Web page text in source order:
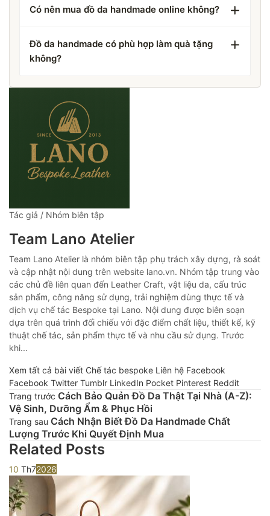
Có nên mua đồ da handmade online không?
Đồ da handmade có phù hợp làm quà tặng
không?
Tác giả / Nhóm biên tập
Team Lano Atelier
Team Lano Atelier là nhóm biên tập phụ trách xây dựng, rà soát
và cập nhật nội dung trên website lano.vn. Nhóm tập trung vào
các chủ đề liên quan đến Leather Craft, vật liệu da, cấu trúc
sản phẩm, công năng sử dụng, trải nghiệm dùng thực tế và
dịch vụ chế tác Bespoke tại Lano. Nội dung được biên soạn
dựa trên quá trình đối chiếu với đặc điểm chất liệu, thiết kế, kỹ
thuật chế tác, sản phẩm thực tế và nhu cầu sử dụng. Trước
khi...
Xem tất cả bài viết Chế tác bespoke Liên hệ Facebook
Facebook Twitter Tumblr LinkedIn Pocket Pinterest Reddit
Trang trước Cách Bảo Quản Đồ Da Thật Tại Nhà (A-Z):
Vệ Sinh, Dưỡng Ẩm & Phục Hồi
Trang sau Cách Nhận Biết Đồ Da Handmade Chất
Lượng Trước Khi Quyết Định Mua
Related Posts
10 Th72026